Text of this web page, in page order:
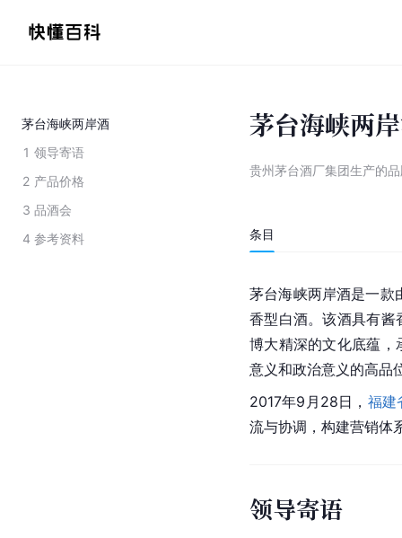
茅台海峡两岸酒
1 领导寄语
2 产品价格
3 品酒会
4 参考资料
茅台海峡两
贵州茅台酒厂集团生产的
条目
茅台海峡两岸酒是一款
香型白酒。该酒具有酱
博大精深的文化底蕴，
意义和政治意义的高品
2017年9月28日， 福建
流与协调，构建营销体
领导寄语